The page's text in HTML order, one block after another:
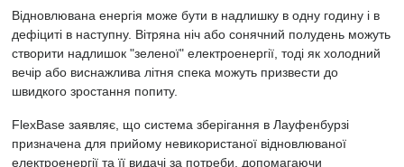
Відновлювана енергія може бути в надлишку в одну годину і в
дефіциті в наступну. Вітряна ніч або сонячний полудень можуть
створити надлишок "зеленої" електроенергії, тоді як холодний
вечір або виснажлива літня спека можуть призвести до
швидкого зростання попиту.
FlexBase заявляє, що система зберігання в Лауфенбурзі
призначена для прийому невикористаної відновлюваної
електроенергії та її видачі за потреби, допомагаючи